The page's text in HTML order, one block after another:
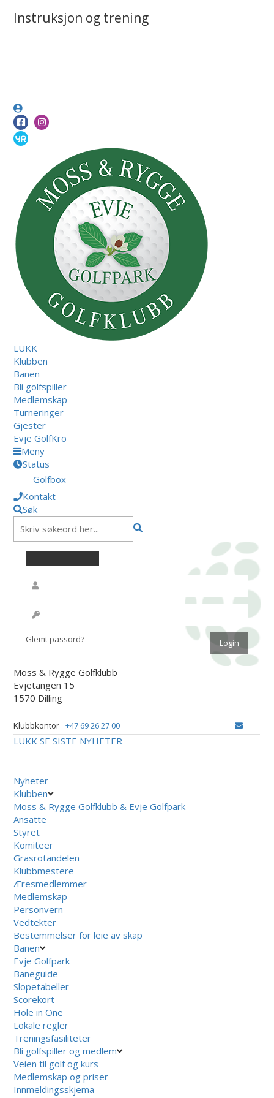
Instruksjon og trening
LUKK
Klubben
Banen
Bli golfspiller
Medlemskap
Turneringer
Gjester
Evje GolfKro
Meny
Status
Golfbox
Kontakt
Søk
Glemt passord?
Moss & Rygge Golfklubb
Evjetangen 15
1570 Dilling
Klubbkontor +47 69 26 27 00
LUKK SE SISTE NYHETER
Nyheter
Klubben
Moss & Rygge Golfklubb & Evje Golfpark
Ansatte
Styret
Komiteer
Grasrotandelen
Klubbmestere
Æresmedlemmer
Medlemskap
Personvern
Vedtekter
Bestemmelser for leie av skap
Banen
Evje Golfpark
Baneguide
Slopetabeller
Scorekort
Hole in One
Lokale regler
Treningsfasiliteter
Bli golfspiller og medlem
Veien til golf og kurs
Medlemskap og priser
Innmeldingsskjema